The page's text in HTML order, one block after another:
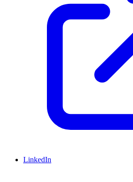
LinkedIn